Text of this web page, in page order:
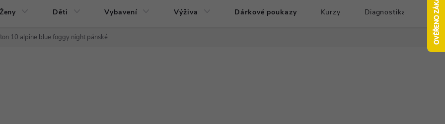
Ženy Děti Vybavení Výživa Dárkové poukazy Kurzy Diagnostika došlapu
10 alpine blue foggy night pánské